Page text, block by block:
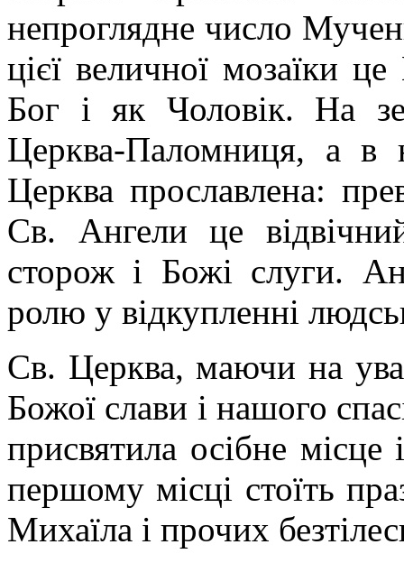
непроглядне число
цієї величної мозаїки
Бог і як Чоловік. На
Церква-Паломниця, а в
Церква прославлена:
Св. Ангели це
сторож і Божі слуги.
ролю у відкупленні
Св. Церква, маючи на
Божої слави і нашого
присвятила осібне
першому місці стоїть
Михаїла і прочих